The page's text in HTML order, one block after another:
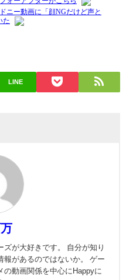
LINE
が大好きです。 自分が知り
報があるのではないか。 ゲー
の動画関係を中心にHappyに